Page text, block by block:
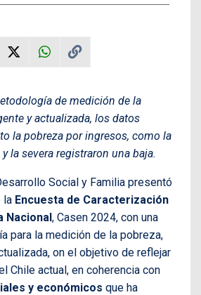
de medición de la
y actualizada, los datos
la pobreza por ingresos, como la
la severa registraron una baja.
Social y Familia presentó
la Encuesta de Caracterización
Nacional, Casen 2024, con una
para la medición de la pobreza,
on el objetivo de reflejar
Chile actual, en coherencia con
y económicos que ha